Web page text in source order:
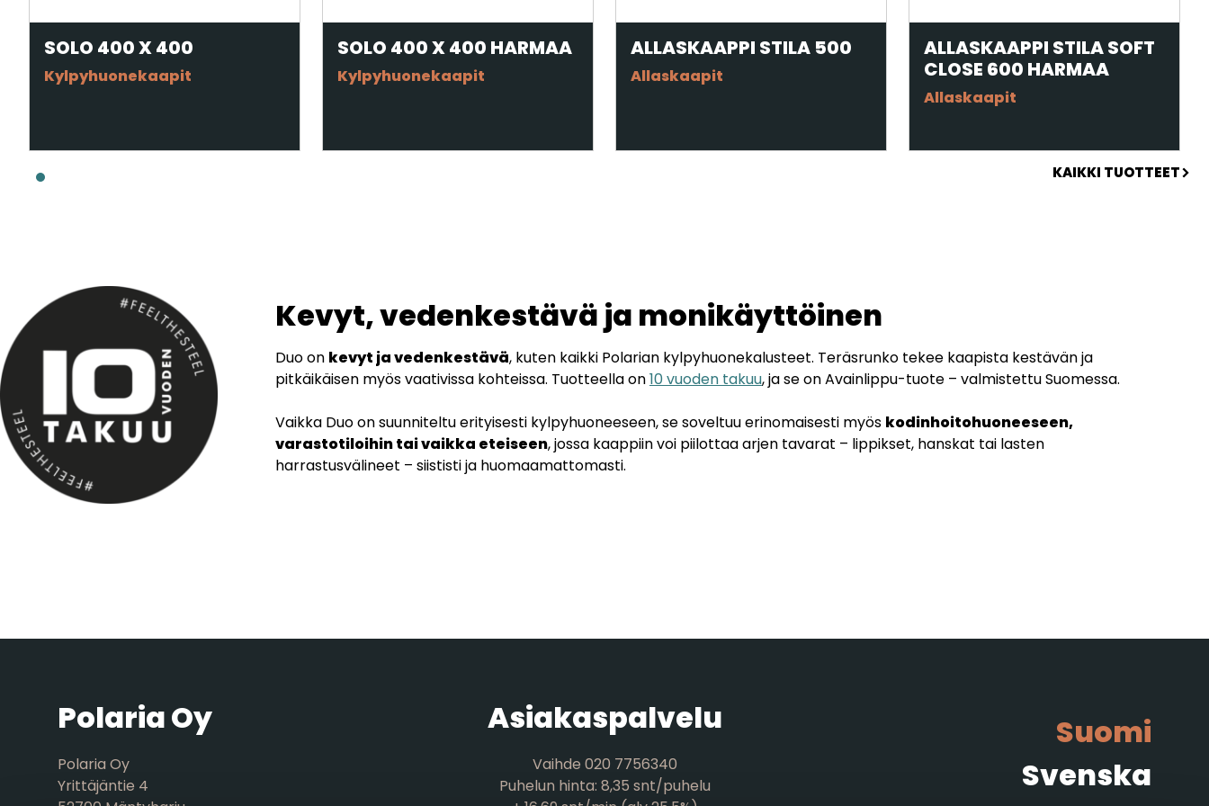
SOLO 400 X 400
Kylpyhuonekaapit
SOLO 400 X 400 HARMAA
Kylpyhuonekaapit
ALLASKAAPPI STILA 500
Allaskaapit
ALLASKAAPPI STILA SOFT
CLOSE 600 HARMAA
Allaskaapit
KAIKKI TUOTTEET
Kevyt, vedenkestävä ja monikäyttöinen
Duo on kevyt ja vedenkestävä, kuten kaikki Polarian kylpyhuonekalusteet. Teräsrunko tekee kaapista kestävän ja
pitkäikäisen myös vaativissa kohteissa. Tuotteella on10 vuoden takuu, ja se on Avainlippu-tuote – valmistettu Suomessa.
Vaikka Duo on suunniteltu erityisesti kylpyhuoneeseen, se soveltuu erinomaisesti myös kodinhoitohuoneeseen,
varastotiloihin tai vaikka eteiseen, jossa kaappiin voi piilottaa arjen tavarat – lippikset, hanskat tai lasten
harrastusvälineet – siististi ja huomaamattomasti.
Polaria Oy
Polaria Oy
Yrittäjäntie 4
Asiakaspalvelu
Vaihde 020 7756340
Puhelun hinta: 8,35 snt/puhelu
Suomi
Svenska